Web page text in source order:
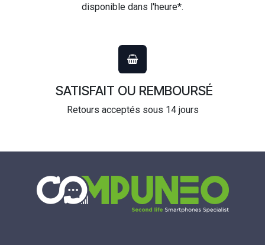
disponible dans l'heure*.
SATISFAIT OU REMBOURSÉ
Retours acceptés sous 14 jours